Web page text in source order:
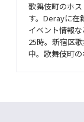
歌舞伎町のホ
す。Derayに在
イベント情報
25時。新宿区
中。歌舞伎町